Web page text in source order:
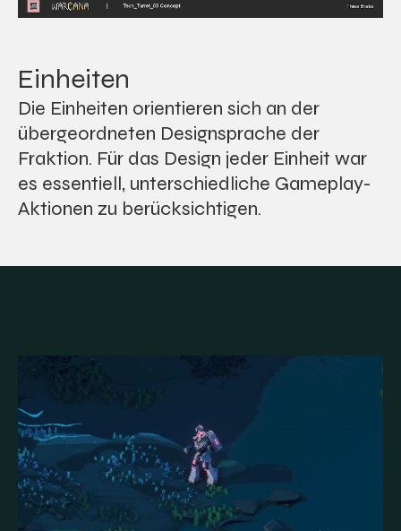
Einheiten
Die Einheiten orientieren sich an der
übergeordneten Designsprache der
Fraktion. Für das Design jeder Einheit war
es essentiell, unterschiedliche Gameplay-
Aktionen zu berücksichtigen.